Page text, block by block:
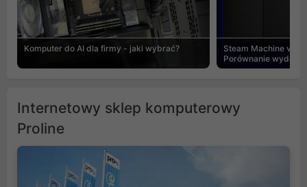
Komputer do AI dla firmy - jaki wybrać?
Steam Machine vs
Porównanie
Internetowy sklep komputerowy
Proline